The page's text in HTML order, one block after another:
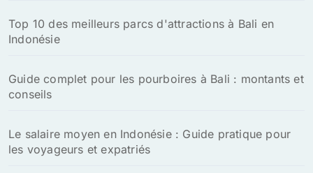
Top 10 des meilleurs parcs d'attractions à Bali en
Indonésie
Guide complet pour les pourboires à Bali : montants et
conseils
Le salaire moyen en Indonésie : Guide pratique pour
les voyageurs et expatriés